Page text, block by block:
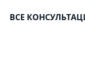
ВСЕ